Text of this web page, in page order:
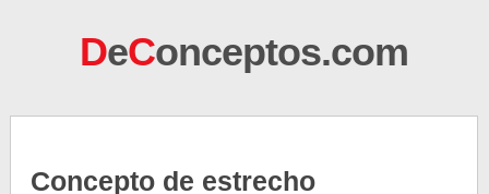
DeConceptos.com
Concepto de estrecho